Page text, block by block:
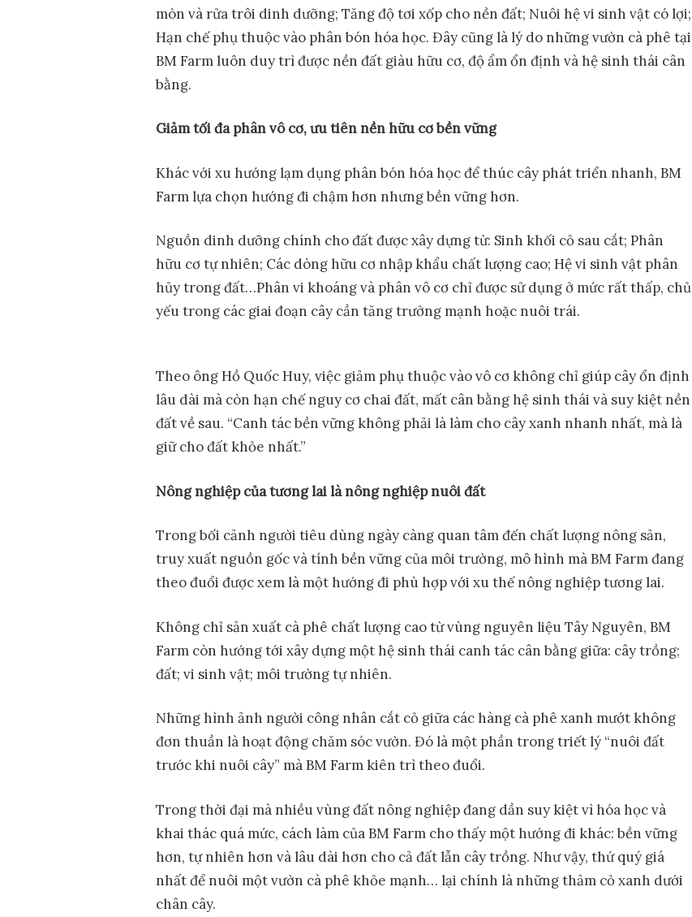
mòn và rửa trôi dinh dưỡng; Tăng độ tơi xốp cho nền đất; Nuôi hệ vi sinh vật có lợi;
Hạn chế phụ thuộc vào phân bón hóa học. Đây cũng là lý do những vườn cà phê tại
BM Farm luôn duy trì được nền đất giàu hữu cơ, độ ẩm ổn định và hệ sinh thái cân
bằng.
Giảm tối đa phân vô cơ, ưu tiên nền hữu cơ bền vững
Khác với xu hướng lạm dụng phân bón hóa học để thúc cây phát triển nhanh, BM
Farm lựa chọn hướng đi chậm hơn nhưng bền vững hơn.
Nguồn dinh dưỡng chính cho đất được xây dựng từ: Sinh khối cỏ sau cắt; Phân
hữu cơ tự nhiên; Các dòng hữu cơ nhập khẩu chất lượng cao; Hệ vi sinh vật phân
hủy trong đất…Phân vi khoáng và phân vô cơ chỉ được sử dụng ở mức rất thấp, chủ
yếu trong các giai đoạn cây cần tăng trưởng mạnh hoặc nuôi trái.
Theo ông Hồ Quốc Huy, việc giảm phụ thuộc vào vô cơ không chỉ giúp cây ổn định
lâu dài mà còn hạn chế nguy cơ chai đất, mất cân bằng hệ sinh thái và suy kiệt nền
đất về sau. “Canh tác bền vững không phải là làm cho cây xanh nhanh nhất, mà là
giữ cho đất khỏe nhất.”
Nông nghiệp của tương lai là nông nghiệp nuôi đất
Trong bối cảnh người tiêu dùng ngày càng quan tâm đến chất lượng nông sản,
truy xuất nguồn gốc và tính bền vững của môi trường, mô hình mà BM Farm đang
theo đuổi được xem là một hướng đi phù hợp với xu thế nông nghiệp tương lai.
Không chỉ sản xuất cà phê chất lượng cao từ vùng nguyên liệu Tây Nguyên, BM
Farm còn hướng tới xây dựng một hệ sinh thái canh tác cân bằng giữa: cây trồng;
đất; vi sinh vật; môi trường tự nhiên.
Những hình ảnh người công nhân cắt cỏ giữa các hàng cà phê xanh mướt không
đơn thuần là hoạt động chăm sóc vườn. Đó là một phần trong triết lý “nuôi đất
trước khi nuôi cây” mà BM Farm kiên trì theo đuổi.
Trong thời đại mà nhiều vùng đất nông nghiệp đang dần suy kiệt vì hóa học và
khai thác quá mức, cách làm của BM Farm cho thấy một hướng đi khác: bền vững
hơn, tự nhiên hơn và lâu dài hơn cho cả đất lẫn cây trồng. Như vậy, thứ quý giá
nhất để nuôi một vườn cà phê khỏe mạnh… lại chính là những thảm cỏ xanh dưới
chân cây.